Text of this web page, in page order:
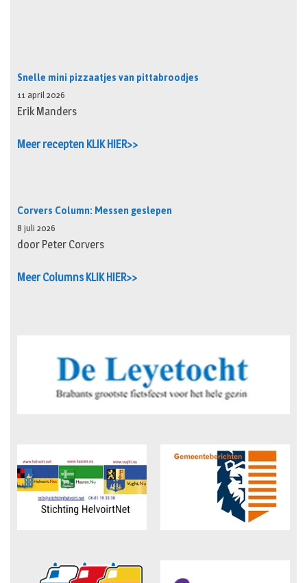
Snelle mini pizzaatjes van pittabroodjes
11 april 2026
Erik Manders
Meer recepten KLIK HIER>>
Corvers Column: Messen geslepen
8 juli 2026
door Peter Corvers
Meer Columns KLIK HIER>>